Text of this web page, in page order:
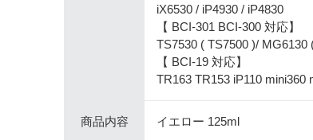
iX6530 / iP4930 / iP4830
【 BCI-301 BCI-300 対応】
TS7530 ( TS7500 )/ MG6130
【 BCI-19 対応】
TR163 TR153 iP110 mini360
商品内容 イエロー 125ml